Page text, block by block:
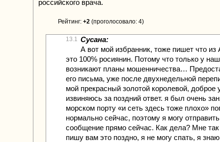
российского врача.
Рейтинг: +2 (проголосовало: 4)
13.1 Сусана:
А вот мой избранник, тоже пишет что из
это 100% росиянин. Потому что только у
возникают планы мошенничества…
его письма, уже после двухнедельной
мой прекрасный золотой королевой, доброе
извиняюсь за поздний ответ. я был очень
морском порту «и сеть здесь тоже плохо»
нормально сейчас, поэтому я могу
сообщение прямо сейчас. Как дела? Мне
пишу вам это поздно, я не могу спать, я